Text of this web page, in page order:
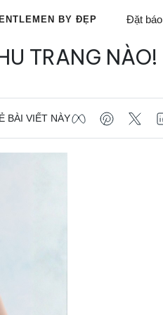
BY ĐẸP Đặt báo
TRANG NÀO!
BÀI VIẾT NÀY